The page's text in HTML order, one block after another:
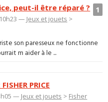
1
peut-il être réparé ?
— Jeux et jouets >
son paresseux ne fonctionne
m aider à le ...
PRICE
— Jeux et jouets > Fisher